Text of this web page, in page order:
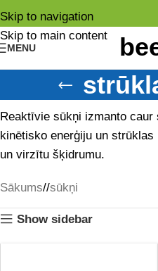
Skip to navigation
Skip to main content
MENU
Reaktīvie sūkņi izmanto
kinētisko enerģiju un
un virzītu šķidrumu.
Sākums/ sūkņi
Show sidebar